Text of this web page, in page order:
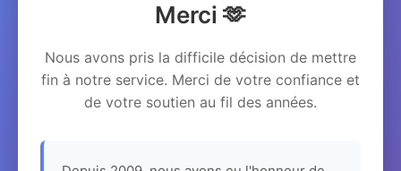
Merci 🫶
Nous avons pris la difficile décision de mettre
fin à notre service. Merci de votre confiance et
de votre soutien au fil des années.